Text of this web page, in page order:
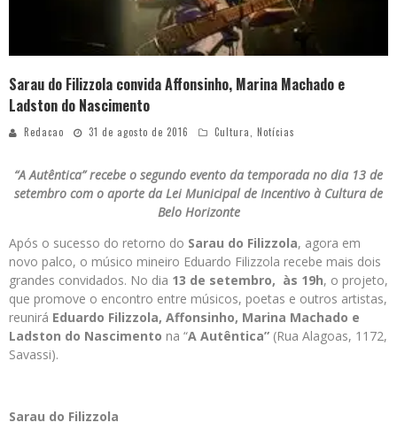
Sarau do Filizzola convida Affonsinho, Marina Machado e
Ladston do Nascimento
Redacao 31 de agosto de 2016 Cultura, Notícias
“A Autêntica” recebe o segundo evento da temporada no dia 13 de
setembro com o aporte da Lei Municipal de Incentivo à Cultura de
Belo Horizonte
Após o sucesso do retorno do Sarau do Filizzola, agora em
novo palco, o músico mineiro Eduardo Filizzola recebe mais dois
grandes convidados. No dia 13 de setembro, às 19h, o projeto,
que promove o encontro entre músicos, poetas e outros artistas,
reunirá Eduardo Filizzola, Affonsinho, Marina Machado e
Ladston do Nascimento na “A Autêntica” (Rua Alagoas, 1172,
Savassi).
Sarau do Filizzola